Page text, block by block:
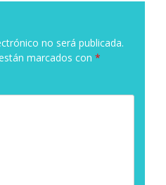
no será publicada.
marcados con *